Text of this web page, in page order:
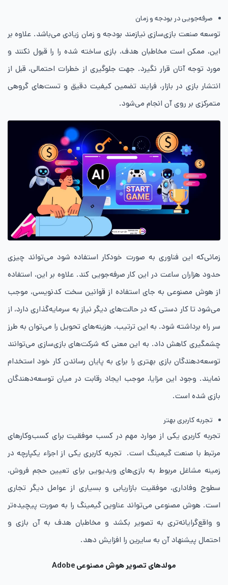
صرفه‌جویی در بودجه و زمان
توسعه صنعت بازی‌سازی نیازمند بودجه و زمان زیادی می‌باشد. علاوه بر
این، ممکن است مخاطبان هدف، بازی ساخته شده را را قبول نکنند و
مورد توجه آنان قرار نگیرد. جهت جلوگیری از خطرات احتمالی، قبل از
انتشار بازی در بازار، فرایند تضمین کیفیت دقیق و تست‌های گروهی
متمرکزی بر روی آن انجام می‌شود.
زمانی‌که این فناوری به صورت خودکار استفاده شود می‌تواند چیزی
حدود هزاران ساعت در این کار صرفه‌جویی کند. علاوه بر این، استفاده
از هوش مصنوعی به جای استفاده از قوانین سخت کدنویسی، موجب
می‌شود تا کار دستی که در حالت‌های دیگر نیاز به سرمایه‌گذاری دارد، از
سر راه برداشته شود. به این ترتیب، هزینه‌های تحویل را می‌توان به طرز
چشمگیری کاهش داد. به این معنی که شرکت‌های بازی‌سازی می‌توانند
توسعه‌دهندگان بازی بهتری را برای به پایان رساندن کار خود استخدام
نمایند. وجود این مزایا، موجب ایجاد رقابت در میان توسعه‌دهندگان
بازی شده است.
تجربه کاربری بهتر
تجربه کاربری یکی از موارد مهم در کسب موفقیت برای کسب‌وکار‌های
مرتبط با صنعت گیمینگ است. تجربه کاربری یکی از اجزاء یکپارچه در
زمینه مشاغل مربوط به بازی‌های ویدیویی برای تعیین حجم فروش،
سطوح وفاداری، موفقیت بازاریابی و بسیاری از عوامل دیگر تجاری
است. هوش مصنوعی می‌تواند عناوین گیمینگ را به صورت پیچیده‌تر
و واقع‌گرایانه‌تری به تصویر بکشد و مخاطبان هدف به آن بازی و
احتمال پیشنهاد آن به سایرین را افزایش دهد.
مولدهای تصویر هوش مصنوعی Adobe